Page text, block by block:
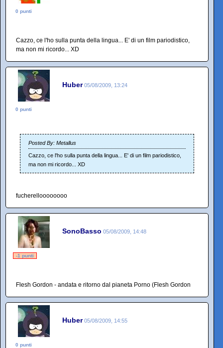
0 punti
Cazzo, ce l'ho sulla punta della lingua... E' di un film pariodistico,
ma non mi ricordo... XD
Huber 05/08/2009, 13:24
0 punti
Posted By: Metallus
Cazzo, ce l'ho sulla punta della lingua... E' di un film pariodistico,
ma non mi ricordo... XD
fucherelloooooooo
SonoBasso 05/08/2009, 14:48
-1 punti
Flesh Gordon - andata e ritorno dal pianeta Porno (Flesh Gordon
Huber 05/08/2009, 14:55
0 punti